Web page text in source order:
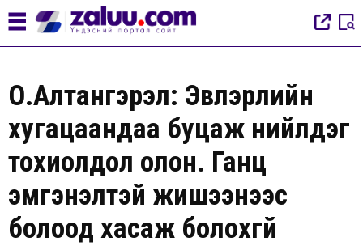
О.Алтангэрэл: Эвлэрлийн
хугацаандаа буцаж нийлдэг
тохиолдол олон. Ганц
эмгэнэлтэй жишээнээс
болоод хасаж болохгүй